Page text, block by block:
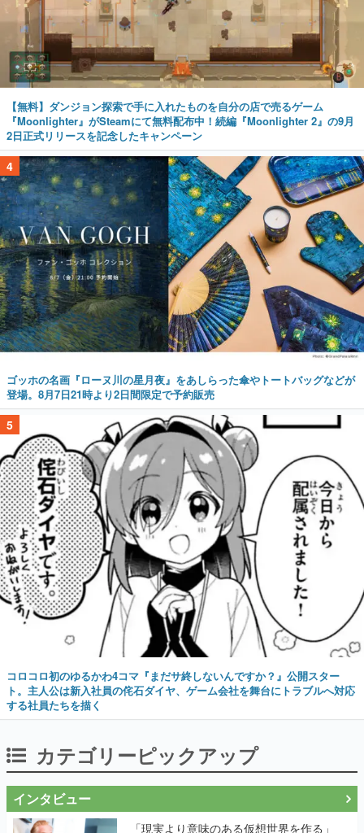
【無料】ダンジョン探索で手に入れたものを自分の店で売るゲーム
『Moonlighter』がSteamにて無料配布中！続編『Moonlighter 2』の9月
2日正式リリースを記念したキャンペーン
4
ゴッホの名画『ローヌ川の星月夜』をあしらった傘やトートバッグなどが
登場。8月7日21時より2日間限定で予約販売
5
コロコロ初のゆるかわ4コマ『まだサ終しないんですか？』公開スター
ト。主人公は新入社員の侘石ダイヤ、ゲーム会社を舞台にトラブルへ対応
する社員たちを描く
カテゴリーピックアップ
インタビュー
「現実より意味のある仮想世界を作る」